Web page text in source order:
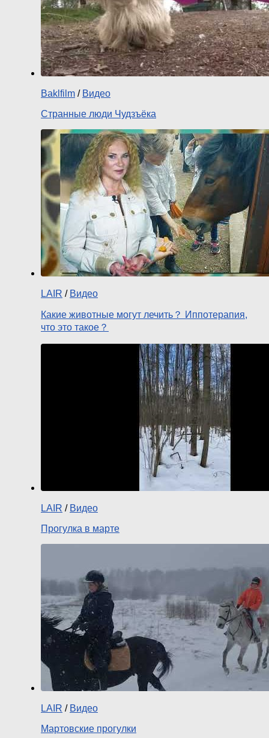
Baklfilm / Видео
Странные люди Чудзъёка
LAIR / Видео
Какие животные могут лечить？ Иппотерапия,
что это такое？
LAIR / Видео
Прогулка в марте
LAIR / Видео
Мартовские прогулки